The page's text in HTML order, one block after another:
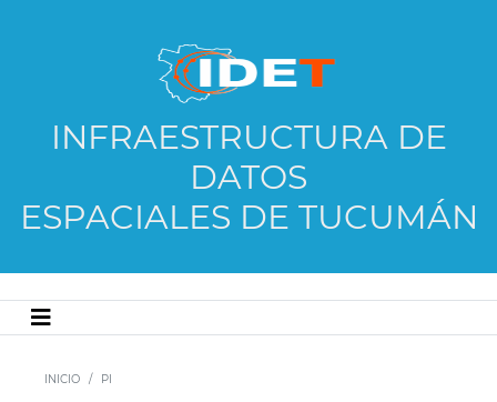
INFRAESTRUCTURA DE
DATOS
ESPACIALES DE TUCUMÁN
INICIO PI